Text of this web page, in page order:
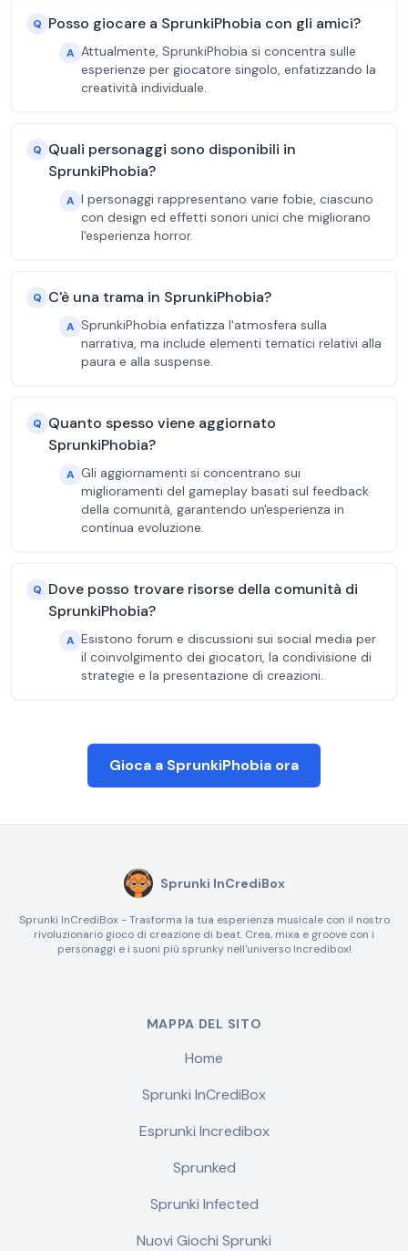
Q Posso giocare a SprunkiPhobia con gli amici?
A Attualmente, SprunkiPhobia si concentra sulle
esperienze per giocatore singolo, enfatizzando la
creatività individuale.
Q Quali personaggi sono disponibili in
SprunkiPhobia?
A I personaggi rappresentano varie fobie, ciascuno
con design ed effetti sonori unici che migliorano
l'esperienza horror.
Q C'è una trama in SprunkiPhobia?
A SprunkiPhobia enfatizza l'atmosfera sulla
narrativa, ma include elementi tematici relativi alla
paura e alla suspense.
Q Quanto spesso viene aggiornato
SprunkiPhobia?
A Gli aggiornamenti si concentrano sui
miglioramenti del gameplay basati sul feedback
della comunità, garantendo un'esperienza in
continua evoluzione.
Q Dove posso trovare risorse della comunità di
SprunkiPhobia?
A Esistono forum e discussioni sui social media per
il coinvolgimento dei giocatori, la condivisione di
strategie e la presentazione di creazioni.
Gioca a SprunkiPhobia ora
Sprunki InCrediBox
Sprunki InCrediBox - Trasforma la tua esperienza musicale con il nostro
rivoluzionario gioco di creazione di beat. Crea, mixa e groove con i
personaggi e i suoni più sprunky nell'universo Incredibox!
MAPPA DEL SITO
Home
Sprunki InCrediBox
Esprunki Incredibox
Sprunked
Sprunki Infected
Nuovi Giochi Sprunki